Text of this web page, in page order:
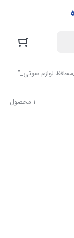
1 محصول